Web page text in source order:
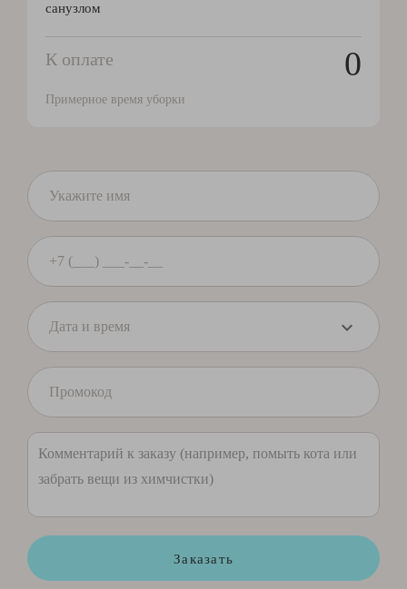
санузлом
К оплате 0
Примерное время уборки
Заказать